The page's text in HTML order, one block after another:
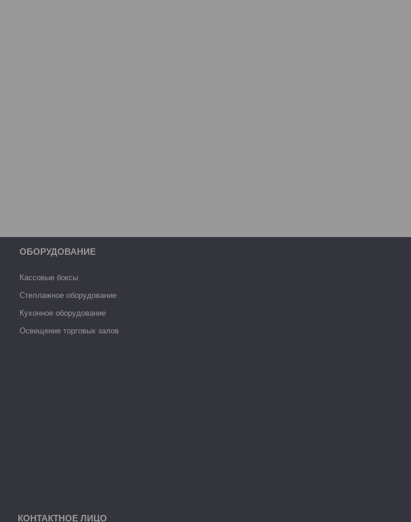
ОБОРУДОВАНИЕ
Кассовые боксы
Стеллажное оборудование
Кухонное оборудование
Освещение торговых залов